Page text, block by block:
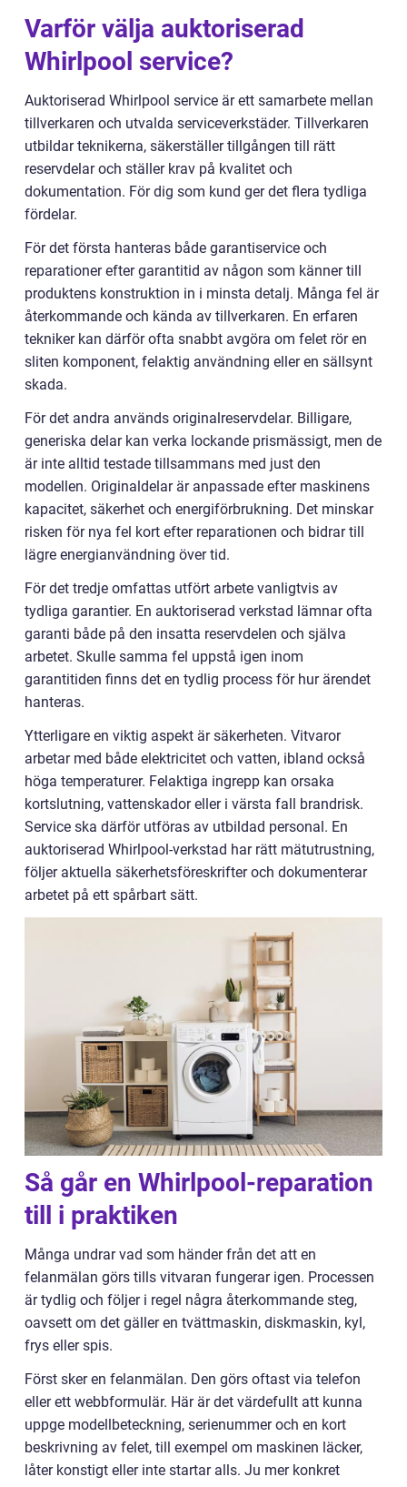
Varför välja auktoriserad
Whirlpool service?
Auktoriserad Whirlpool service är ett samarbete mellan
tillverkaren och utvalda serviceverkstäder. Tillverkaren
utbildar teknikerna, säkerställer tillgången till rätt
reservdelar och ställer krav på kvalitet och
dokumentation. För dig som kund ger det flera tydliga
fördelar.
För det första hanteras både garantiservice och
reparationer efter garantitid av någon som känner till
produktens konstruktion in i minsta detalj. Många fel är
återkommande och kända av tillverkaren. En erfaren
tekniker kan därför ofta snabbt avgöra om felet rör en
sliten komponent, felaktig användning eller en sällsynt
skada.
För det andra används originalreservdelar. Billigare,
generiska delar kan verka lockande prismässigt, men de
är inte alltid testade tillsammans med just den
modellen. Originaldelar är anpassade efter maskinens
kapacitet, säkerhet och energiförbrukning. Det minskar
risken för nya fel kort efter reparationen och bidrar till
lägre energianvändning över tid.
För det tredje omfattas utfört arbete vanligtvis av
tydliga garantier. En auktoriserad verkstad lämnar ofta
garanti både på den insatta reservdelen och själva
arbetet. Skulle samma fel uppstå igen inom
garantitiden finns det en tydlig process för hur ärendet
hanteras.
Ytterligare en viktig aspekt är säkerheten. Vitvaror
arbetar med både elektricitet och vatten, ibland också
höga temperaturer. Felaktiga ingrepp kan orsaka
kortslutning, vattenskador eller i värsta fall brandrisk.
Service ska därför utföras av utbildad personal. En
auktoriserad Whirlpool-verkstad har rätt mätutrustning,
följer aktuella säkerhetsföreskrifter och dokumenterar
arbetet på ett spårbart sätt.
Så går en Whirlpool-reparation
till i praktiken
Många undrar vad som händer från det att en
felanmälan görs tills vitvaran fungerar igen. Processen
är tydlig och följer i regel några återkommande steg,
oavsett om det gäller en tvättmaskin, diskmaskin, kyl,
frys eller spis.
Först sker en felanmälan. Den görs oftast via telefon
eller ett webbformulär. Här är det värdefullt att kunna
uppge modellbeteckning, serienummer och en kort
beskrivning av felet, till exempel om maskinen läcker,
låter konstigt eller inte startar alls. Ju mer konkret